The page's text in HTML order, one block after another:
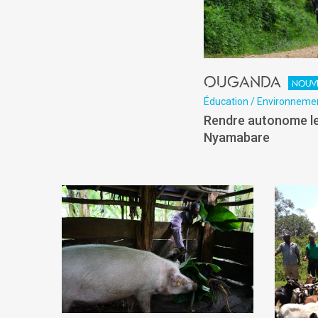
Ouganda
Éducation /
Rendre autonome
Nyamabare